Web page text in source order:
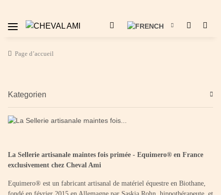
Page d’accueil
La Sellerie artisanale maintes fois primée - Equimero® en France
exclusivement chez Cheval Ami
Equimero® est un fabricant artisanal de matériel équestre en Biothane,
Kategorien